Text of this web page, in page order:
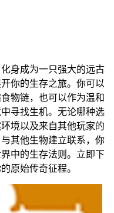
身成为一只强大的远古
你的生存之旅。你可以
物链，也可以作为温和
寻找生机。无论哪种选
境以及来自其他玩家的
其他生物建立联系，你
中的生存法则。立即下
原始传奇征程。